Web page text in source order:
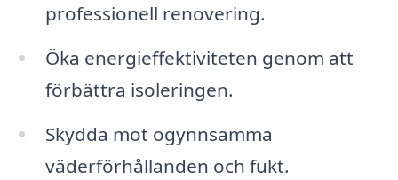
professionell renovering.
Öka energieffektiviteten genom att
förbättra isoleringen.
Skydda mot ogynnsamma
väderförhållanden och fukt.